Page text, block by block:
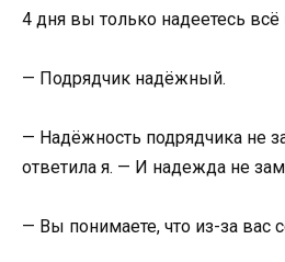
4 дня вы только надеетесь всё
— Подрядчик надёжный.
— Надёжность подрядчика не
ответила я. — И надежда не
— Вы понимаете, что из-за вас